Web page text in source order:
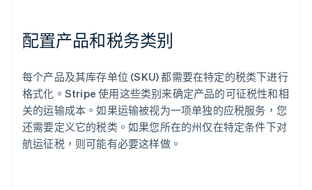
配置产品和税务类别
每个产品及其库存单位 (SKU) 都需要在特定的税类下进行
格式化。Stripe 使用这些类别来确定产品的可征税性和相
关的运输成本。如果运输被视为一项单独的应税服务，您
还需要定义它的税类。如果您所在的州仅在特定条件下对
航运征税，则可能有必要这样做。